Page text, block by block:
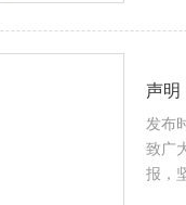
声明
发布
致广
报，